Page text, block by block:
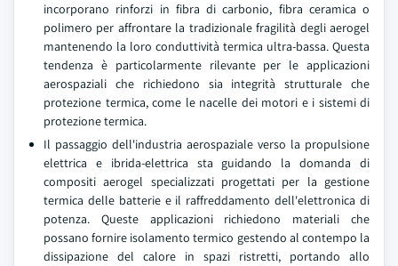
incorporano rinforzi in fibra di carbonio, fibra ceramica o
polimero per affrontare la tradizionale fragilità degli aerogel
mantenendo la loro conduttività termica ultra-bassa. Questa
tendenza è particolarmente rilevante per le applicazioni
aerospaziali che richiedono sia integrità strutturale che
protezione termica, come le nacelle dei motori e i sistemi di
protezione termica.
Il passaggio dell'industria aerospaziale verso la propulsione
elettrica e ibrida-elettrica sta guidando la domanda di
compositi aerogel specializzati progettati per la gestione
termica delle batterie e il raffreddamento dell'elettronica di
potenza. Queste applicazioni richiedono materiali che
possano fornire isolamento termico gestendo al contempo la
dissipazione del calore in spazi ristretti, portando allo